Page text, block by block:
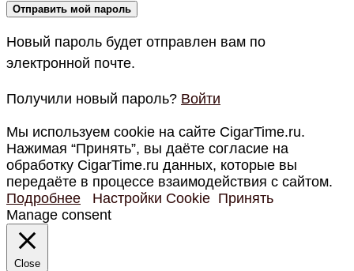
Новый пароль будет отправлен вам по
электронной почте.
Получили новый пароль? Войти
Мы используем cookie на сайте CigarTime.ru.
Нажимая “Принять”, вы даёте согласие на
обработку CigarTime.ru данных, которые вы
передаёте в процессе взаимодействия с сайтом.
Подробнее
Настройки Cookie Принять
Manage consent
Close